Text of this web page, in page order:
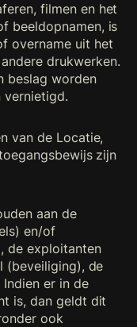
filmen en het
beeldopnamen, is
overname uit het
drukwerken.
beslag worden
vernietigd.
van de Locatie,
zijn
aan de
en/of
de exploitanten
(beveiliging), de
er in de
is, dan geldt dit
ook